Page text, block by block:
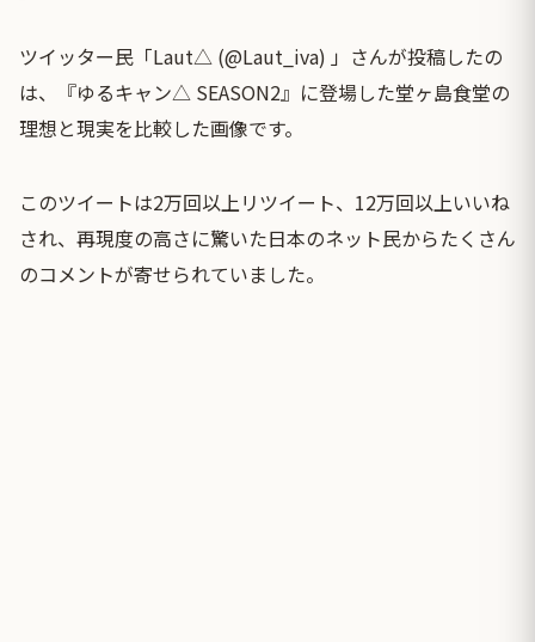
ツイッター民「Laut△ (@Laut_iva) 」さんが投稿したの
は、『ゆるキャン△ SEASON2』に登場した堂ヶ島食堂の
理想と現実を比較した画像です。
このツイートは2万回以上リツイート、12万回以上いいね
され、再現度の高さに驚いた日本のネット民からたくさん
のコメントが寄せられていました。